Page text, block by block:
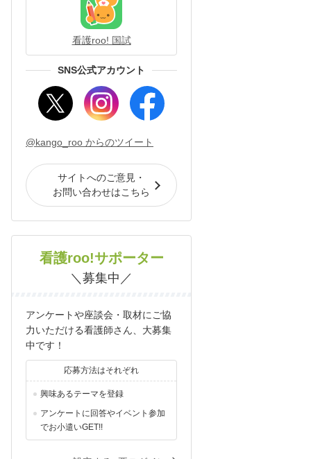
看護roo! 国試
SNS公式アカウント
@kango_roo からのツイート
サイトへのご意見・
お問い合わせはこちら
看護roo!サポーター
＼募集中／
アンケートや座談会・取材にご協
力いただける看護師さん、大募集
中です！
応募方法はそれぞれ
興味あるテーマを登録
アンケートに回答やイベント参加
でお小遣いGET!!